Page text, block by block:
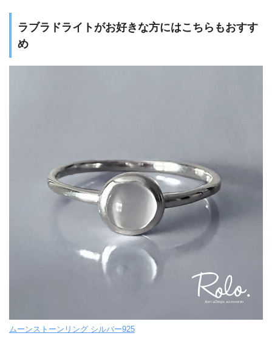
ラブラドライトがお好きな方にはこちらもおすす
め
ムーンストーンリング シルバー925